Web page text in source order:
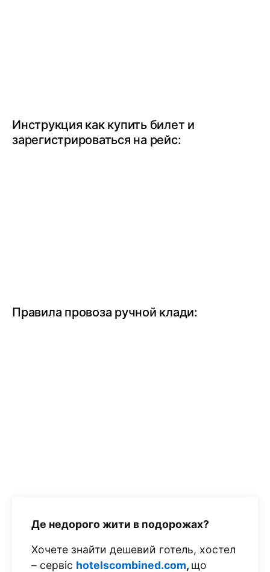
Инструкция как купить билет и
зарегистрироваться на рейс:
Правила провоза ручной клади:
Де недорого жити в подорожах?
Хочете знайти дешевий готель, хостел
– сервіс hotelscombined.com, що